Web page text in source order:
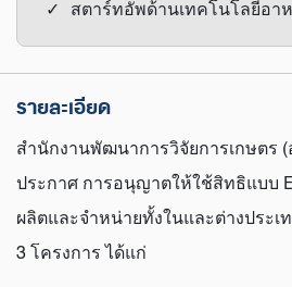
สตาร์ทอัพด้านเทคโนโลยีอา
รายละเอียด
สำนักงานพัฒนาการวิจัยการเกษตร
ประกาศ การอนุญาตให้ใช้สิทธิแบบ
ผลิตและจำหน่ายทั้งในและต่างประเ
3 โครงการ ได้แก่